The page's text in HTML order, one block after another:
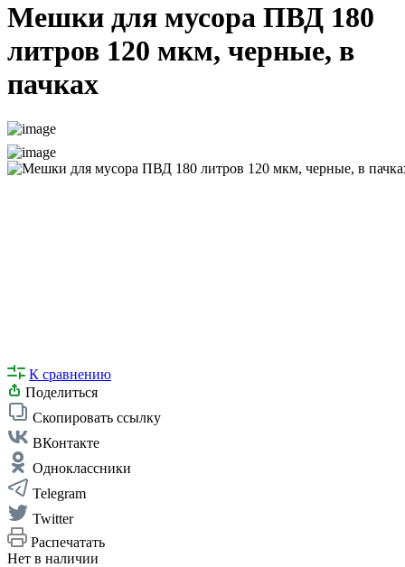
Мешки для мусора ПВД 180
литров 120 мкм, черные, в
пачках
К сравнению
Поделиться
Скопировать ссылку
ВКонтакте
Одноклассники
Telegram
Twitter
Распечатать
Нет в наличии